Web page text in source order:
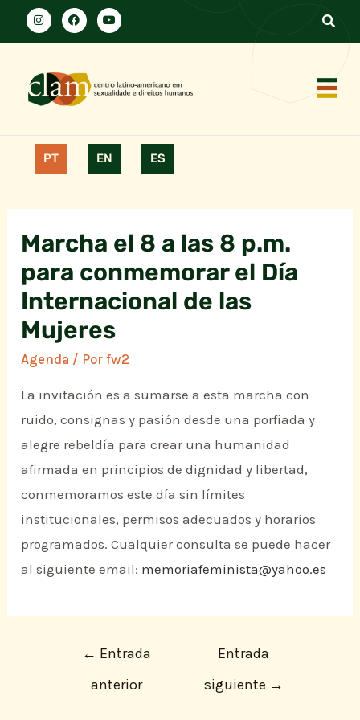
PT EN ES
Marcha el 8 a las 8 p.m.
para conmemorar el Día
Internacional de las
Mujeres
Agenda / Porfw2
La invitación es a sumarse a esta marcha con
ruido, consignas y pasión desde una porfiada y
alegre rebeldía para crear una humanidad
afirmada en principios de dignidad y libertad,
conmemoramos este día sin límites
institucionales, permisos adecuados y horarios
programados. Cualquier consulta se puede hacer
al siguiente email: memoriafeminista@yahoo.es
← Entrada
anterior
Entrada
siguiente →